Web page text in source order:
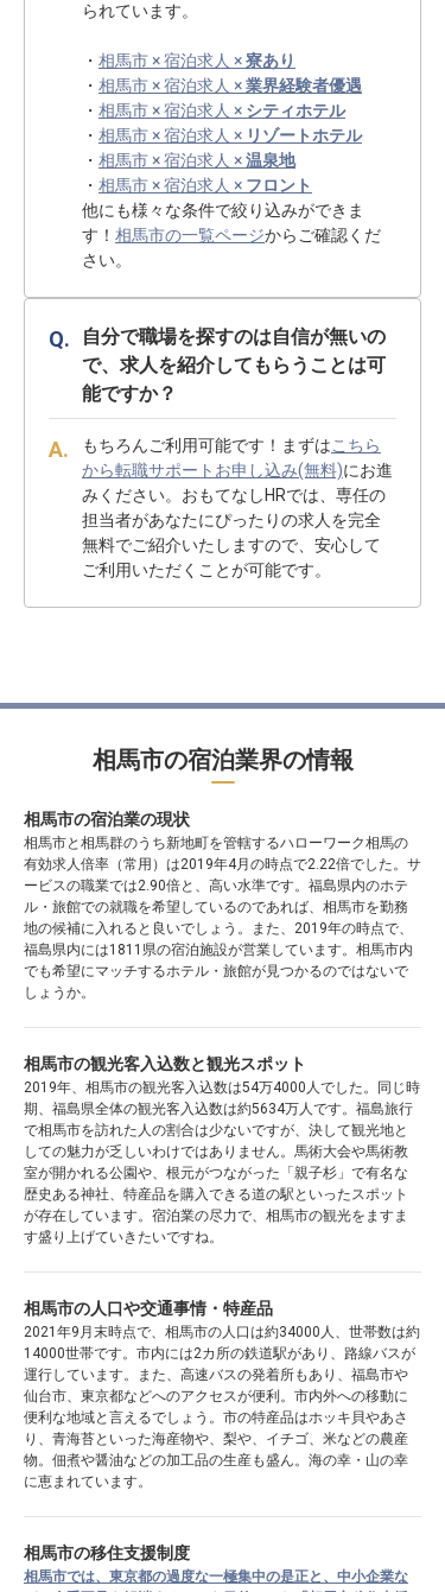
られています。
・ 相馬市 × 宿泊求人 ×寮あり
・ 相馬市 × 宿泊求人 ×業界経験者優遇
・ 相馬市 × 宿泊求人 × シティホテル
・ 相馬市 × 宿泊求人 × リゾートホテル
・ 相馬市 × 宿泊求人 ×温泉地
・ 相馬市 × 宿泊求人 × フロント
他にも様々な条件で絞り込みができま
す！ 相馬市の一覧ページからご確認くだ
さい。
自分で職場を探すのは自信が無いの
で、求人を紹介してもらうことは可
能ですか？
もちろんご利用可能です！まずはこちら
から転職サポートお申し込み(無料)にお進
みください。おもてなしHRでは、専任の
担当者があなたにぴったりの求人を完全
無料でご紹介いたしますので、安心して
ご利用いただくことが可能です。
相馬市の宿泊業界の情報
相馬市の宿泊業の現状
相馬市と相馬群のうち新地町を管轄するハローワーク相馬の
有効求人倍率（常用）は2019年4月の時点で2.22倍でした。サ
ービスの職業では2.90倍と、高い水準です。福島県内のホテ
ル・旅館での就職を希望しているのであれば、相馬市を勤務
地の候補に入れると良いでしょう。また、2019年の時点で、
福島県内には1811県の宿泊施設が営業しています。相馬市内
でも希望にマッチするホテル・旅館が見つかるのではないで
しょうか。
相馬市の観光客入込数と観光スポット
2019年、相馬市の観光客入込数は54万4000人でした。同じ時
期、福島県全体の観光客入込数は約5634万人です。福島旅行
で相馬市を訪れた人の割合は少ないですが、決して観光地と
しての魅力が乏しいわけではありません。馬術大会や馬術教
室が開かれる公園や、根元がつながった「親子杉」で有名な
歴史ある神社、特産品を購入できる道の駅といったスポット
が存在しています。宿泊業の尽力で、相馬市の観光をますま
す盛り上げていきたいですね。
相馬市の人口や交通事情・特産品
2021年9月末時点で、相馬市の人口は約34000人、世帯数は約
14000世帯です。市内には2カ所の鉄道駅があり、路線バスが
運行しています。また、高速バスの発着所もあり、福島市や
仙台市、東京都などへのアクセスが便利。市内外への移動に
便利な地域と言えるでしょう。市の特産品はホッキ貝やあさ
り、青海苔といった海産物や、梨や、イチゴ、米などの農産
物。佃煮や醤油などの加工品の生産も盛ん。海の幸・山の幸
に恵まれています。
相馬市の移住支援制度
相馬市では、東京都の過度な一極集中の是正と、中小企業な